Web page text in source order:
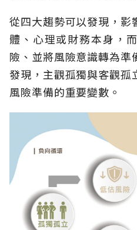
從四大趨勢可以發現，影
體、心理或財務本身，
險、並將風險意識轉為準
發現，主觀孤獨與客觀孤
風險準備的重要變數。